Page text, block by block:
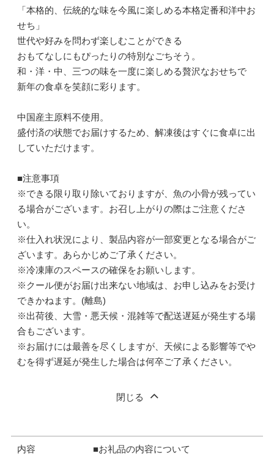
「本格的、伝統的な味を今風に楽しめる本格定番和洋中お
せち」
世代や好みを問わず楽しむことができる
おもてなしにもぴったりの特別なごちそう。
和・洋・中、三つの味を一度に楽しめる贅沢なおせちで
新年の食卓を笑顔に彩ります。
中国産主原料不使用。
盛付済の状態でお届けするため、解凍後はすぐに食卓に出
していただけます。
■注意事項
※できる限り取り除いておりますが、魚の小骨が残ってい
る場合がございます。お召し上がりの際はご注意くださ
い。
※仕入れ状況により、製品内容が一部変更となる場合がご
ざいます。あらかじめご了承ください。
※冷凍庫のスペースの確保をお願いします。
※クール便がお届け出来ない地域は、お申し込みをお受け
できかねます。(離島)
※出荷後、大雪・悪天候・混雑等で配送遅延が発生する場
合もございます。
※お届けには最善を尽くしますが、天候による影響等でや
むを得ず遅延が発生した場合は何卒ご了承ください。
閉じる
内容
■お礼品の内容について